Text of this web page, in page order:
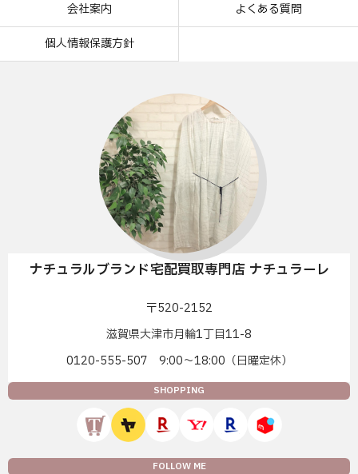
会社案内 よくある質問
個人情報保護方針
ナチュラルブランド宅配買取専門店 ナチュラーレ
〒520-2152
滋賀県大津市月輪1丁目11-8
0120-555-507 9:00〜18:00（日曜定休）
SHOPPING
FOLLOW ME